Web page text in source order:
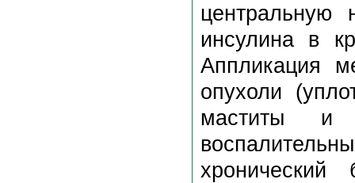
центральную
инсулина в
Аппликация
опухоли
маститы и
хронический